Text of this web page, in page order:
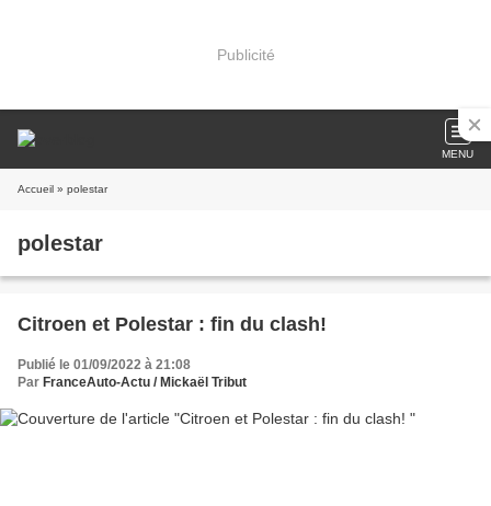
Publicité
MENU
Accueil » polestar
polestar
Citroen et Polestar : fin du clash!
Publié le 01/09/2022 à 21:08
Par FranceAuto-Actu / Mickaël Tribut